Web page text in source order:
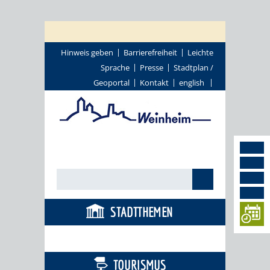
Hinweis geben Barrierefreiheit
Leichte
Sprache
Presse
Stadtplan /
Geoportal
Kontakt english
STADTTHEMEN
TOURISMUS